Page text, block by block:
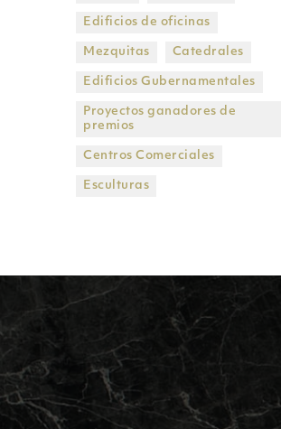
Edificios de oficinas
Mezquitas Catedrales
Edificios Gubernamentales
Proyectos ganadores de
premios
Centros Comerciales
Esculturas